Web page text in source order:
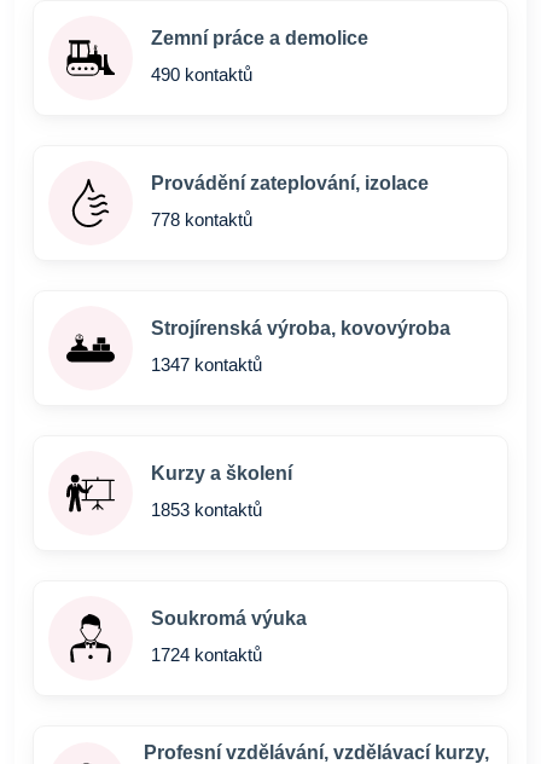
Zemní práce a demolice
490 kontaktů
Provádění zateplování, izolace
778 kontaktů
Strojírenská výroba, kovovýroba
1347 kontaktů
Kurzy a školení
1853 kontaktů
Soukromá výuka
1724 kontaktů
Profesní vzdělávání, vzdělávací kurzy,